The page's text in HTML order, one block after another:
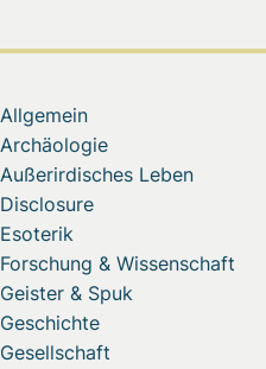
Allgemein
Archäologie
Außerirdisches Leben
Disclosure
Esoterik
Forschung & Wissenschaft
Geister & Spuk
Geschichte
Gesellschaft